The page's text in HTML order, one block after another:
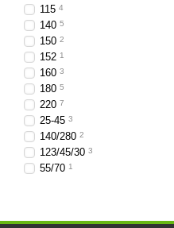
115 4
140 5
150 2
152 1
160 3
180 5
220 7
25-45 3
140/280 2
123/45/30 3
55/70 1